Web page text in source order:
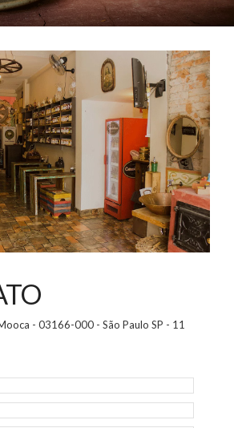
- 03166-000 - São Paulo SP - 11